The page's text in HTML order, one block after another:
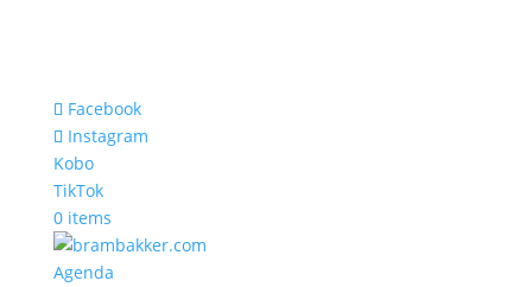
Facebook
Instagram
Kobo
TikTok
0 items
Agenda